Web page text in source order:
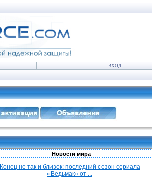
ВХОД
Новости мира
Конец не так и близок: последний сезон сериала
«Ведьмак» от ...